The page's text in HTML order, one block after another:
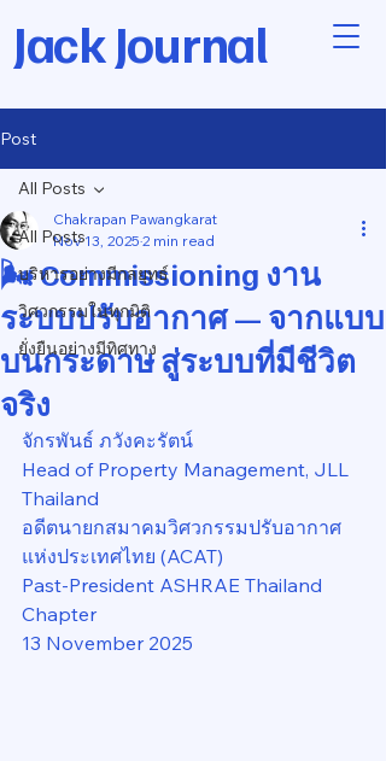
Jack Journal
Post
All Posts
บริหารอย่างมีกลยุทธ์
วิศวกรรมในทุกมิติ
ยั่งยืนอย่างมีทิศทาง
All Posts
🌬️ Commissioning งาน
ระบบปรับอากาศ — จากแบบ
บนกระดาษ สู่ระบบที่มีชีวิต
จริง
Chakrapan Pawangkarat
Nov 13, 2025 2 min read
จักรพันธ์ ภวังคะรัตน์
Head of Property Management, JLL
Thailand
อดีตนายกสมาคมวิศวกรรมปรับอากาศ
แห่งประเทศไทย (ACAT)
Past-President ASHRAE Thailand
Chapter
13 November 2025